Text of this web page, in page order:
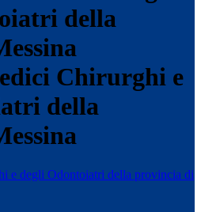
Chirurghi e
della